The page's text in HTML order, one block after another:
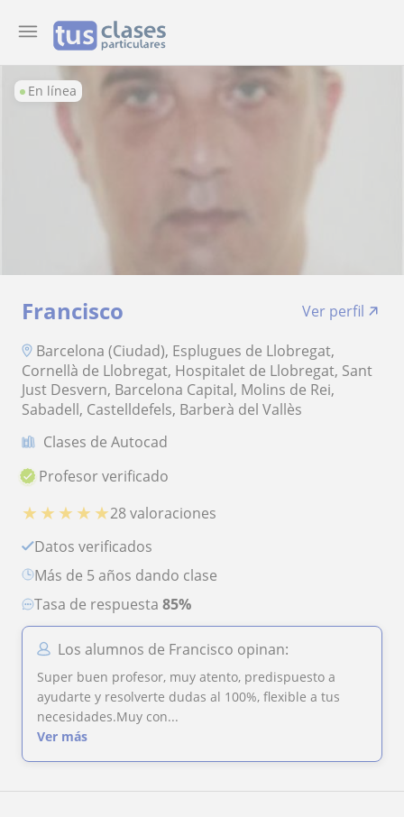
En línea
Francisco
Ver perfil
Barcelona (Ciudad), Esplugues de Llobregat,
Cornellà de Llobregat, Hospitalet de Llobregat, Sant
Just Desvern, Barcelona Capital, Molins de Rei,
Sabadell, Castelldefels, Barberà del Vallès
Clases de Autocad
Profesor verificado
★ ★ ★ ★ ★28 valoraciones
Datos verificados
más de 5 años dando clase
Tasa de respuesta 85%
Los alumnos de Francisco opinan:
Super buen profesor, muy atento, predispuesto a
ayudarte y resolverte dudas al 100%, flexible a tus
necesidades.Muy con...
Ver más